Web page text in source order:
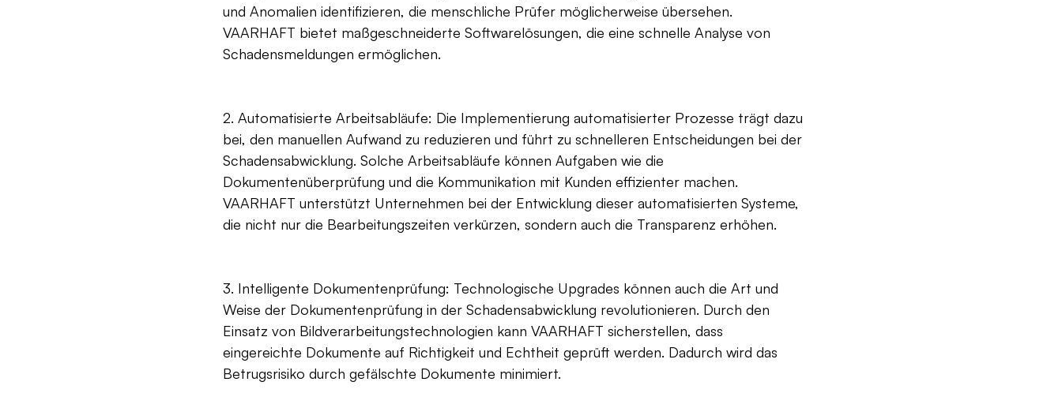
und Anomalien identifizieren, die menschliche Prüfer möglicherweise übersehen.
VAARHAFT bietet maßgeschneiderte Softwarelösungen, die eine schnelle Analyse von
Schadensmeldungen ermöglichen.
2. Automatisierte Arbeitsabläufe: Die Implementierung automatisierter Prozesse trägt dazu
bei, den manuellen Aufwand zu reduzieren und führt zu schnelleren Entscheidungen bei der
Schadensabwicklung. Solche Arbeitsabläufe können Aufgaben wie die
Dokumentenüberprüfung und die Kommunikation mit Kunden effizienter machen.
VAARHAFT unterstützt Unternehmen bei der Entwicklung dieser automatisierten Systeme,
die nicht nur die Bearbeitungszeiten verkürzen, sondern auch die Transparenz erhöhen.
3. Intelligente Dokumentenprüfung: Technologische Upgrades können auch die Art und
Weise der Dokumentenprüfung in der Schadensabwicklung revolutionieren. Durch den
Einsatz von Bildverarbeitungstechnologien kann VAARHAFT sicherstellen, dass
eingereichte Dokumente auf Richtigkeit und Echtheit geprüft werden. Dadurch wird das
Betrugsrisiko durch gefälschte Dokumente minimiert.